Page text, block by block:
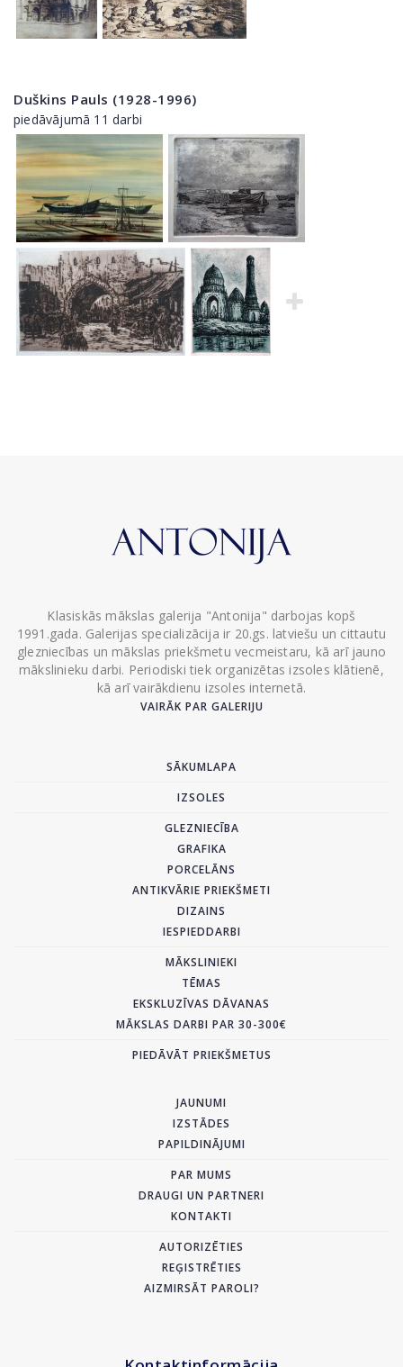
Duškins Pauls (1928-1996)
piedāvājumā 11 darbi
Klasiskās mākslas galerija "Antonija" darbojas kopš
1991.gada. Galerijas specializācija ir 20.gs. latviešu un cittautu
glezniecības un mākslas priekšmetu vecmeistaru, kā arī jauno
mākslinieku darbi. Periodiski tiek organizētas izsoles klātienē,
kā arī vairākdienu izsoles internetā.
VAIRĀK PAR GALERIJU
SĀKUMLAPA
IZSOLES
GLEZNIECĪBA
GRAFIKA
PORCELĀNS
ANTIKVĀRIE PRIEKŠMETI
DIZAINS
IESPIEDDARBI
MĀKSLINIEKI
TĒMAS
EKSKLUZĪVAS DĀVANAS
MĀKSLAS DARBI PAR 30-300€
PIEDĀVĀT PRIEKŠMETUS
JAUNUMI
IZSTĀDES
PAPILDINĀJUMI
PAR MUMS
DRAUGI UN PARTNERI
KONTAKTI
AUTORIZĒTIES
REĢISTRĒTIES
AIZMIRSĀT PAROLI?